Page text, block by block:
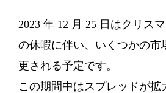
2023 年 12 月 25 日はクリス
の休暇に伴い、いくつかの市
更される予定です。
この期間中はスプレッドが拡